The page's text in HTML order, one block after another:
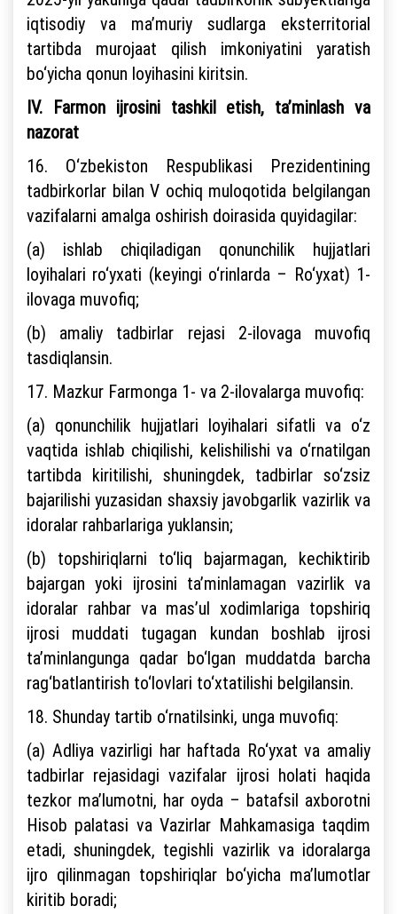
iqtisodiy va ma’muriy sudlarga eksterritorial
tartibda murojaat qilish imkoniyatini yaratish
bo‘yicha qonun loyihasini kiritsin.
IV. Farmon ijrosini tashkil etish, ta’minlash va
nazorat
16. O‘zbekiston Respublikasi Prezidentining
tadbirkorlar bilan V ochiq muloqotida belgilangan
vazifalarni amalga oshirish doirasida quyidagilar:
(a) ishlab chiqiladigan qonunchilik hujjatlari
loyihalari ro‘yxati (keyingi o‘rinlarda – Ro‘yxat) 1-
ilovaga muvofiq;
(b) amaliy tadbirlar rejasi 2-ilovaga muvofiq
tasdiqlansin.
17. Mazkur Farmonga 1- va 2-ilovalarga muvofiq:
(a) qonunchilik hujjatlari loyihalari sifatli va o‘z
vaqtida ishlab chiqilishi, kelishilishi va o‘rnatilgan
tartibda kiritilishi, shuningdek, tadbirlar so‘zsiz
bajarilishi yuzasidan shaxsiy javobgarlik vazirlik va
idoralar rahbarlariga yuklansin;
(b) topshiriqlarni to‘liq bajarmagan, kechiktirib
bajargan yoki ijrosini ta’minlamagan vazirlik va
idoralar rahbar va mas’ul xodimlariga topshiriq
ijrosi muddati tugagan kundan boshlab ijrosi
ta’minlangunga qadar bo‘lgan muddatda barcha
rag‘batlantirish to‘lovlari to‘xtatilishi belgilansin.
18. Shunday tartib o‘rnatilsinki, unga muvofiq:
(a) Adliya vazirligi har haftada Ro‘yxat va amaliy
tadbirlar rejasidagi vazifalar ijrosi holati haqida
tezkor ma’lumotni, har oyda – batafsil axborotni
Hisob palatasi va Vazirlar Mahkamasiga taqdim
etadi, shuningdek, tegishli vazirlik va idoralarga
ijro qilinmagan topshiriqlar bo‘yicha ma’lumotlar
kiritib boradi;